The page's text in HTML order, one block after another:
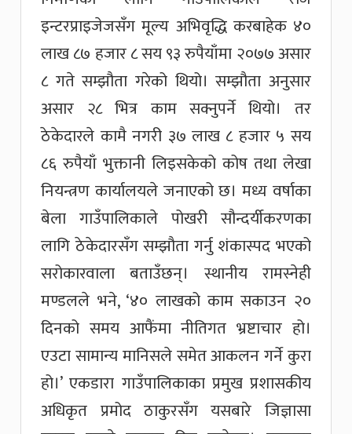
इन्टरप्राइजेजसँग मूल्य अभिवृद्धि करबाहेक ४०
लाख ८७ हजार ८ सय ९३ रुपैयाँमा २०७७ असार
८ गते सम्झौता गरेको थियो। सम्झौता अनुसार
असार २८ भित्र काम सक्नुपर्ने थियो। तर
ठेकेदारले कामै नगरी ३७ लाख ८ हजार ५ सय
८६ रुपैयाँ भुक्तानी लिइसकेको कोष तथा लेखा
नियन्त्रण कार्यालयले जनाएको छ। मध्य वर्षाका
बेला गाउँपालिकाले पोखरी सौन्दर्यीकरणका
लागि ठेकेदारसँग सम्झौता गर्नु शंकास्पद भएको
सरोकारवाला बताउँछन्। स्थानीय रामस्नेही
मण्डलले भने, ‘४० लाखको काम सकाउन २०
दिनको समय आफैंमा नीतिगत भ्रष्टाचार हो।
एउटा सामान्य मानिसले समेत आकलन गर्ने कुरा
हो।’ एकडारा गाउँपालिकाका प्रमुख प्रशासकीय
अधिकृत प्रमोद ठाकुरसँग यसबारे जिज्ञासा